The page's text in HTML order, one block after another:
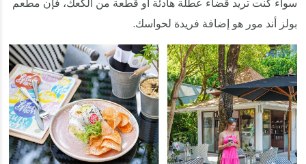
بولز أند مور هو إضافة فريدة لحواسك.